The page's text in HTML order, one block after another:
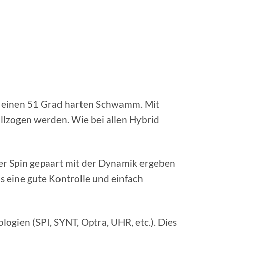
51 Grad harten Schwamm. Mit
werden. Wie bei allen Hybrid
Spin gepaart mit der Dynamik ergeben
eine gute Kontrolle und einfach
(SPI, SYNT, Optra, UHR, etc.). Dies